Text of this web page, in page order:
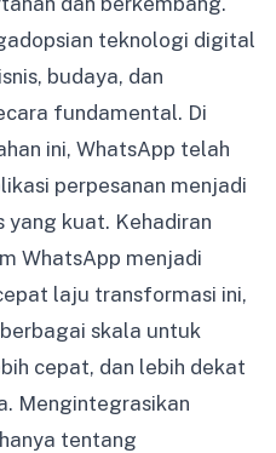
teknologi digital
budaya, dan
fundamental. Di
ini, WhatsApp telah
perpesanan menjadi
yang kuat. Kehadiran
WhatsApp menjadi
laju transformasi ini,
skala untuk
cepat, dan lebih dekat
Mengintegrasikan
tentang